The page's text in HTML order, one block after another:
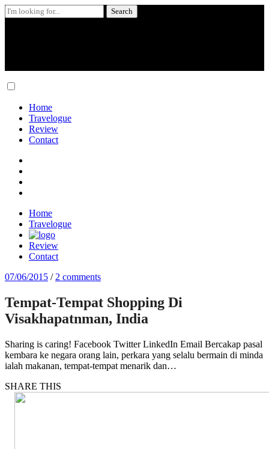
Search
for:
Skip
contentHome
Travelogue
Review
Contact
Home
Travelogue
Review
Contact
07/06/2015 / 2 comments
Tempat-Tempat Shopping Di
Visakhapatnman, India
Sharing is caring! Facebook Twitter LinkedIn Email Bercakap pasal
kembara ke negara orang lain, perkara yang selalu bermain di minda
ialah makanan, tempat-tempat menarik dan…
SHARE THIS